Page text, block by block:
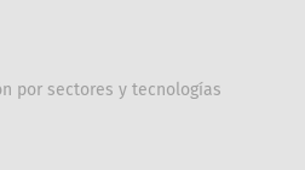
por sectores y tecnologías